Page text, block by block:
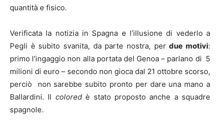
quantità e fisico.
Verificata la notizia in Spagna e l’illusione di vederlo a
Pegli è subito svanita, da parte nostra, perdue motivi:
primo l’ingaggio non alla portata del Genoa – parlano di 5
milioni di euro – secondo non gioca dal 21 ottobre scorso,
perciò non sarebbe subito pronto per dare una mano a
Ballardini. Il coloredè stato proposto anche a squadre
spagnole.